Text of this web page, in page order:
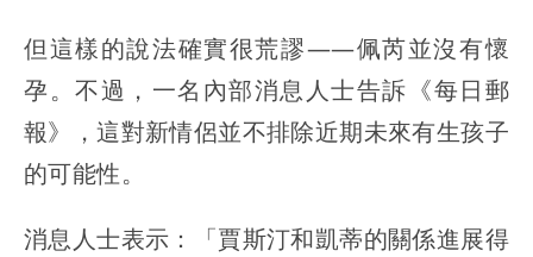
但這樣的說法確實很荒謬——佩芮並沒有懷
孕。不過，一名內部消息人士告訴《每日郵
報》，這對新情侶並不排除近期未來有生孩子
的可能性。
消息人士表示：「賈斯汀和凱蒂的關係進展得